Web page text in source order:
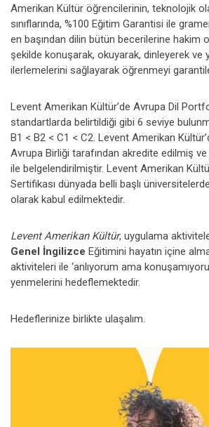
Amerikan Kültür öğrencilerinin, teknolojik
sınıflarında, %100 Eğitim Garantisi ile
en başından dilin bütün becerilerine hakim
şekilde konuşarak, okuyarak, dinleyerek ve
ilerlemelerini sağlayarak öğrenmeyi
Levent Amerikan Kültür’de Avrupa Dil
standartlarda belirtildiği gibi 6 seviye
B1 < B2 < C1 < C2. Levent Amerikan
Avrupa Birliği tarafından akredite edilmiş ve
ile belgelendirilmiştir. Levent Amerikan
Sertifikası dünyada belli başlı
olarak kabul edilmektedir.
Levent Amerikan Kültür, uygulama
Genel İngilizce Eğitimini hayatın içine
aktiviteleri ile ‘anlıyorum ama
yenmelerini hedeflemektedir.
Hedeflerinize birlikte ulaşalım.